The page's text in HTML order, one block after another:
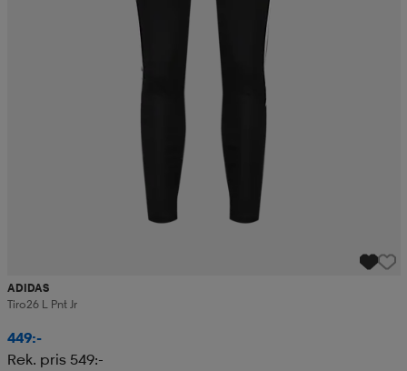
ADIDAS
Tiro26 L Pnt Jr
449:-
Rek. pris 549:-